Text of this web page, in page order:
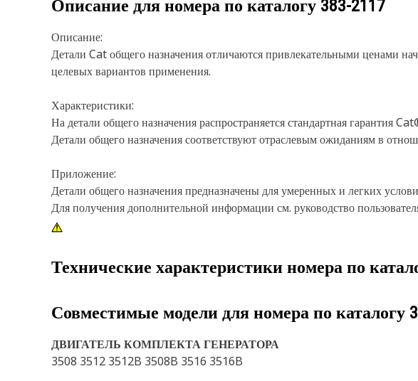
Описание для номера по каталогу 383-2117
Описание:
Детали Cat общего назначения отличаются привлекательными ценами
целевых вариантов применения.
Характеристики:
На детали общего назначения распространяется стандартная гарантия
Детали общего назначения соответствуют отраслевым ожиданиям в
Приложение:
Детали общего назначения предназначены для умеренных и легких
Для получения дополнительной информации см. руководство
Технические характеристики номера по
Совместимые модели для номера по каталогу
ДВИГАТЕЛЬ КОМПЛЕКТА ГЕНЕРАТОРА
3508 3512 3512B 3508B 3516 3516B